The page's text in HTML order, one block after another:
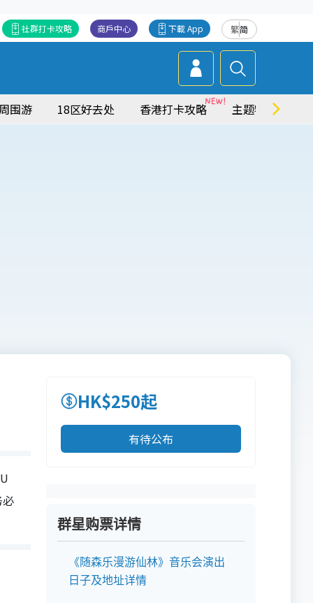
繁简
下載 App
商戶中心
社群打卡攻略
围游 18区好去处 香港打卡攻略 主题特集
HK$250起
有待公布
群星购票详情
《随森乐漫游仙林》音乐会演出
日子及地址详情